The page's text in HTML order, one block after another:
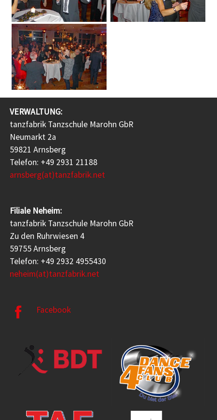
VERWALTUNG:
tanzfabrik Tanzschule Marohn GbR
Neumarkt 2a
59821 Arnsberg
Telefon: +49 2931 21188
arnsberg(at)tanzfabrik.net
Filiale Neheim:
tanzfabrik Tanzschule Marohn GbR
Zu den Ruhrwiesen 4
59755 Arnsberg
Telefon: +49 2932 4955430
neheim(at)tanzfabrik.net
Facebook